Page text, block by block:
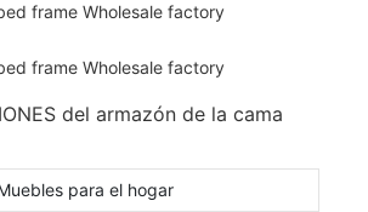
del armazón de la cama
para el hogar